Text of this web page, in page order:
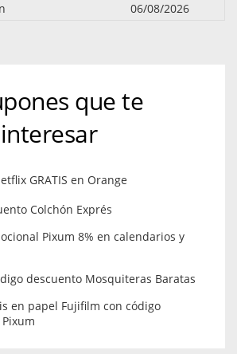
06/08/2026
que te
GRATIS en Orange
Colchón Exprés
Pixum 8% en calendarios y
descuento Mosquiteras Baratas
en papel Fujifilm con código